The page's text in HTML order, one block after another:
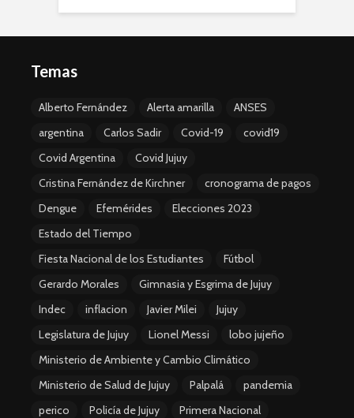
Temas
Alberto Fernández Alerta amarilla
ANSES
argentina
Carlos Sadir Covid-19
covid19
Covid Argentina
Covid Jujuy
Cristina Fernández de Kirchner
cronograma de pagos
Dengue
Efemérides
Elecciones 2023
Estado del Tiempo
Fiesta Nacional de los Estudiantes
Fútbol
Gerardo Morales
Gimnasia y Esgrima de Jujuy
Indec
inflacion Javier Milei
Jujuy
Legislatura de Jujuy
Lionel Messi
lobo jujeño
Ministerio de Ambiente y Cambio Climático
Ministerio de Salud de Jujuy
Palpalá
pandemia
perico
Policía de Jujuy Primera Nacional